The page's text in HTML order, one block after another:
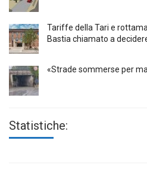
Tariffe della Tari e
Bastia chiamato a
«Strade sommerse per
Statistiche: